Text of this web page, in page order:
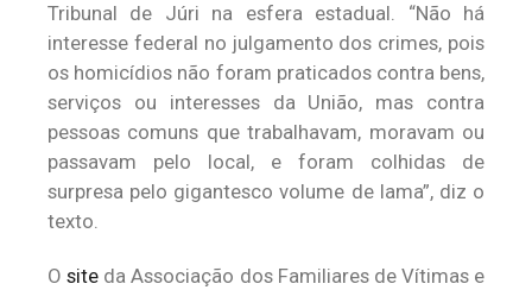
Tribunal de Júri na esfera estadual. “Não há
interesse federal no julgamento dos crimes, pois
os homicídios não foram praticados contra bens,
serviços ou interesses da União, mas contra
pessoas comuns que trabalhavam, moravam ou
passavam pelo local, e foram colhidas de
surpresa pelo gigantesco volume de lama”, diz o
texto.
Osite da Associação dos Familiares de Vítimas e